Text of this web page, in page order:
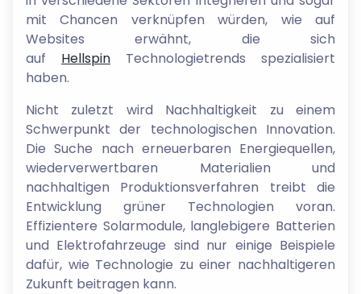
mit Chancen verknüpfen würden, wie auf
Websites erwähnt, die sich
auf Hellspin Technologietrends spezialisiert
haben.
Nicht zuletzt wird Nachhaltigkeit zu einem
Schwerpunkt der technologischen Innovation.
Die Suche nach erneuerbaren Energiequellen,
wiederverwertbaren Materialien und
nachhaltigen Produktionsverfahren treibt die
Entwicklung grüner Technologien voran.
Effizientere Solarmodule, langlebigere Batterien
und Elektrofahrzeuge sind nur einige Beispiele
dafür, wie Technologie zu einer nachhaltigeren
Zukunft beitragen kann.